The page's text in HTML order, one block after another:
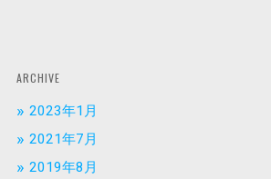
ARCHIVE
2023年1月
2021年7月
2019年8月